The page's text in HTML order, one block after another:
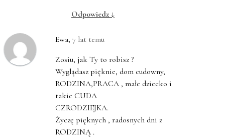
Odpowiedz ↓
Ewa, 7 lat temu
Zosiu, jak Ty to robisz ?
Wyglądasz pięknie, dom cudowny,
RODZINA,PRACA , małe dziecko i
takie CUDA
CZRODZIEJKA.
Życzę pięknych , radosnych dni z
RODZINĄ .